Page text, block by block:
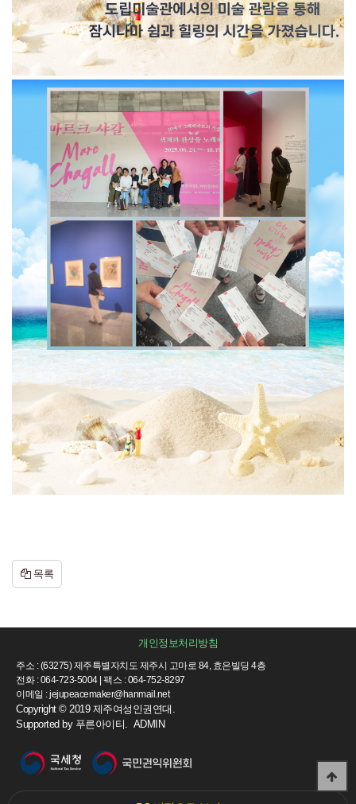
목록
개인정보처리방침
주소 : (63275) 제주특별자치도 제주시 고마로 84, 효은빌딩 4층
전화 : 064-723-5004 | 팩스 : 064-752-8297
이메일 : jejupeacemaker@hanmail.net
Copyright © 2019 제주여성인권연대.
Supported by 푸른아이티. ADMIN